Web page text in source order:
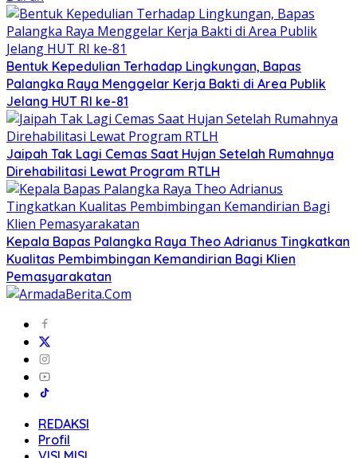
Bentuk Kepedulian Terhadap Lingkungan, Bapas
Palangka Raya Menggelar Kerja Bakti di Area Publik
Jelang HUT RI ke-81
Jaipah Tak Lagi Cemas Saat Hujan Setelah Rumahnya
Direhabilitasi Lewat Program RTLH
Kepala Bapas Palangka Raya Theo Adrianus Tingkatkan
Kualitas Pembimbingan Kemandirian Bagi Klien
Pemasyarakatan
REDAKSI
Profil